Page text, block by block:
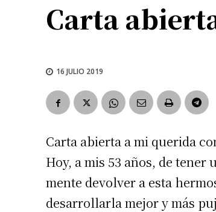
Carta
16 JULIO 2019
Carta abierta a mi querida
Hoy, a mis 53 años, de
mente devolver a esta
desarrollarla mejor y más